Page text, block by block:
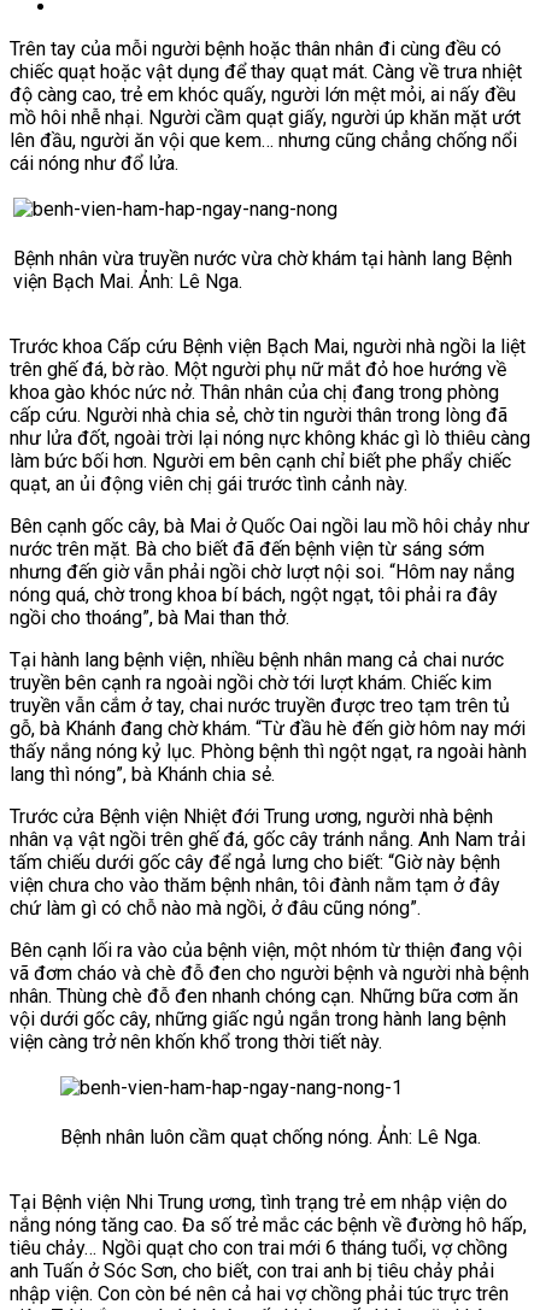
Trên tay của mỗi người bệnh hoặc thân nhân đi cùng đều có
chiếc quạt hoặc vật dụng để thay quạt mát. Càng về trưa nhiệt
độ càng cao, trẻ em khóc quấy, người lớn mệt mỏi, ai nấy đều
mồ hôi nhễ nhại. Người cầm quạt giấy, người úp khăn mặt ướt
lên đầu, người ăn vội que kem… nhưng cũng chẳng chống nổi
cái nóng như đổ lửa.
Bệnh nhân vừa truyền nước vừa chờ khám tại hành lang Bệnh
viện Bạch Mai. Ảnh: Lê Nga.
Trước khoa Cấp cứu Bệnh viện Bạch Mai, người nhà ngồi la liệt
trên ghế đá, bờ rào. Một người phụ nữ mắt đỏ hoe hướng về
khoa gào khóc nức nở. Thân nhân của chị đang trong phòng
cấp cứu. Người nhà chia sẻ, chờ tin người thân trong lòng đã
như lửa đốt, ngoài trời lại nóng nực không khác gì lò thiêu càng
làm bức bối hơn. Người em bên cạnh chỉ biết phe phẩy chiếc
quạt, an ủi động viên chị gái trước tình cảnh này.
Bên cạnh gốc cây, bà Mai ở Quốc Oai ngồi lau mồ hôi chảy như
nước trên mặt. Bà cho biết đã đến bệnh viện từ sáng sớm
nhưng đến giờ vẫn phải ngồi chờ lượt nội soi. “Hôm nay nắng
nóng quá, chờ trong khoa bí bách, ngột ngạt, tôi phải ra đây
ngồi cho thoáng”, bà Mai than thở.
Tại hành lang bệnh viện, nhiều bệnh nhân mang cả chai nước
truyền bên cạnh ra ngoài ngồi chờ tới lượt khám. Chiếc kim
truyền vẫn cắm ở tay, chai nước truyền được treo tạm trên tủ
gỗ, bà Khánh đang chờ khám. “Từ đầu hè đến giờ hôm nay mới
thấy nắng nóng kỷ lục. Phòng bệnh thì ngột ngạt, ra ngoài hành
lang thì nóng”, bà Khánh chia sẻ.
Trước cửa Bệnh viện Nhiệt đới Trung ương, người nhà bệnh
nhân vạ vật ngồi trên ghế đá, gốc cây tránh nắng. Anh Nam trải
tấm chiếu dưới gốc cây để ngả lưng cho biết: “Giờ này bệnh
viện chưa cho vào thăm bệnh nhân, tôi đành nằm tạm ở đây
chứ làm gì có chỗ nào mà ngồi, ở đâu cũng nóng”.
Bên cạnh lối ra vào của bệnh viện, một nhóm từ thiện đang vội
vã đơm cháo và chè đỗ đen cho người bệnh và người nhà bệnh
nhân. Thùng chè đỗ đen nhanh chóng cạn. Những bữa cơm ăn
vội dưới gốc cây, những giấc ngủ ngắn trong hành lang bệnh
viện càng trở nên khốn khổ trong thời tiết này.
Bệnh nhân luôn cầm quạt chống nóng. Ảnh: Lê Nga.
Tại Bệnh viện Nhi Trung ương, tình trạng trẻ em nhập viện do
nắng nóng tăng cao. Đa số trẻ mắc các bệnh về đường hô hấp,
tiêu chảy… Ngồi quạt cho con trai mới 6 tháng tuổi, vợ chồng
anh Tuấn ở Sóc Sơn, cho biết, con trai anh bị tiêu chảy phải
nhập viện. Con còn bé nên cả hai vợ chồng phải túc trực trên